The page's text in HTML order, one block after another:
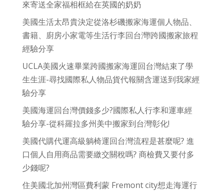
來寄送全家福相框給在英國的奶奶
美國生活太昂貴決定從洛杉磯搬家海運個人物品、
書籍、廚房小家電等生活行李回台灣!跨國搬家旅程
經驗分享
UCLA美國火速畢業跨國搬家海運回台灣結束了學
生生涯-尋找國際私人物品貨代報關含運送到我家經
驗分享
美國海運回台灣價錢多少?國際私人行李和運車經
驗分享-從科羅拉多州美中搬家到台灣彰化!
美國代購代運高級躺椅運回台灣流程是甚麼呢? 進
口個人自用商品需要繳交關稅嗎? 商檢費又要付多
少錢呢?
住美國北加州灣區費利蒙 Fremont city想走海運行